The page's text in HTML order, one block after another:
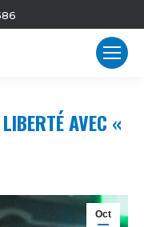
AVEC «
Oct